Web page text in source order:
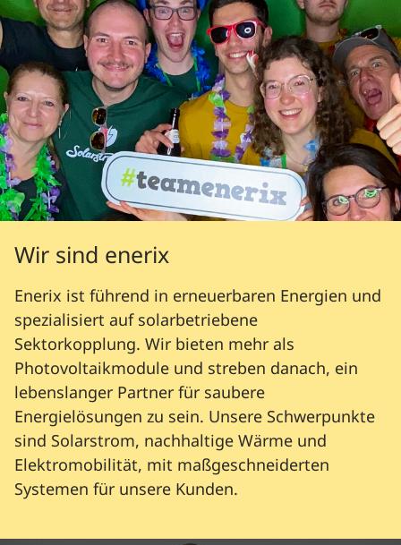
Wir sind enerix
Enerix ist führend in erneuerbaren Energien und
spezialisiert auf solarbetriebene
Sektorkopplung. Wir bieten mehr als
Photovoltaikmodule und streben danach, ein
lebenslanger Partner für saubere
Energielösungen zu sein. Unsere Schwerpunkte
sind Solarstrom, nachhaltige Wärme und
Elektromobilität, mit maßgeschneiderten
Systemen für unsere Kunden.